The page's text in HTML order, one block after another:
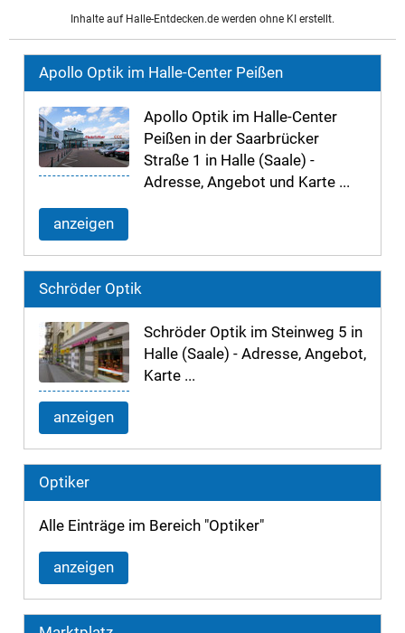
Inhalte auf Halle-Entdecken.de werden ohne KI erstellt.
Apollo Optik im Halle-Center Peißen
Apollo Optik im Halle-Center
Peißen in der Saarbrücker
Straße 1 in Halle (Saale) -
Adresse, Angebot und Karte ...
anzeigen
Schröder Optik
Schröder Optik im Steinweg 5 in
Halle (Saale) - Adresse, Angebot,
Karte ...
anzeigen
Optiker
Alle Einträge im Bereich "Optiker"
anzeigen